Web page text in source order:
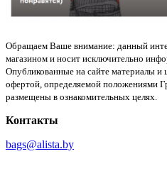
Обращаем Ваше внимание: данный
магазином и носит исключительно
Опубликованные на сайте материалы и
офертой, определяемой положениями
размещены в ознакомительных целях.
Контакты
bags@alista.by